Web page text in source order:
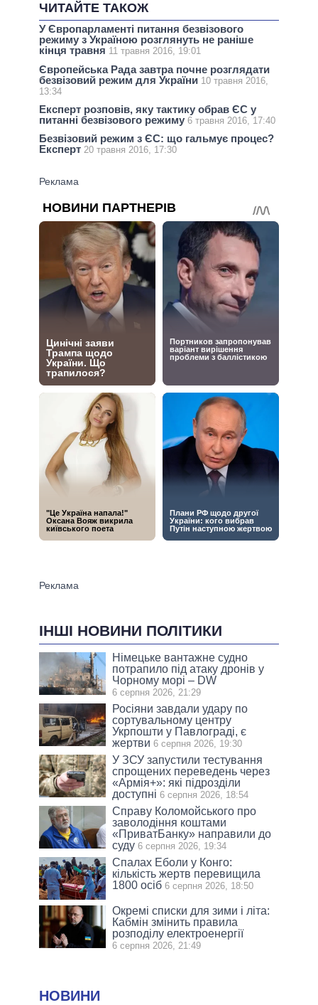
ЧИТАЙТЕ ТАКОЖ
У Європарламенті питання безвізового
режиму з Україною розглянуть не раніше
кінця травня 11 травня 2016, 19:01
Європейська Рада завтра почне розглядати
безвізовий режим для України 10 травня 2016,
13:34
Експерт розповів, яку тактику обрав ЄС у
питанні безвізового режиму 6 травня 2016, 17:40
Безвізовий режим з ЄС: що гальмує процес?
Експерт 20 травня 2016, 17:30
ІНШІ НОВИНИ ПОЛІТИКИ
Німецьке вантажне судно
потрапило під атаку дронів у
Чорному морі – DW
6 серпня 2026, 21:29
Росіяни завдали удару по
сортувальному центру
Укрпошти у Павлограді, є
жертви 6 серпня 2026, 19:30
У ЗСУ запустили тестування
спрощених переведень через
«Армія+»: які підрозділи
доступні 6 серпня 2026, 18:54
Справу Коломойського про
заволодіння коштами
«ПриватБанку» направили до
суду 6 серпня 2026, 19:34
Спалах Еболи у Конго:
кількість жертв перевищила
1800 осіб 6 серпня 2026, 18:50
Окремі списки для зими і літа:
Кабмін змінить правила
розподілу електроенергії
6 серпня 2026, 21:49
НОВИНИ